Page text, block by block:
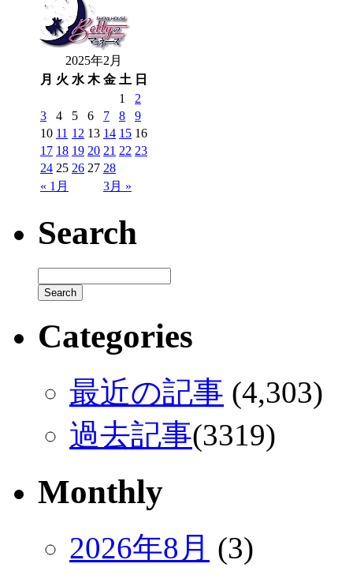
2025年2月
月 火 水 木 金 土 日
« 1月 3月 »
1
2
3
4 5 6 7 8
9
10 11 12 13 14 15 16
17 18 19 20 21 22 23
24 25 26 27 28
Search
Categories
最近の記事 (4,303)
過去記事(3319)
Monthly
2026年8月 (3)